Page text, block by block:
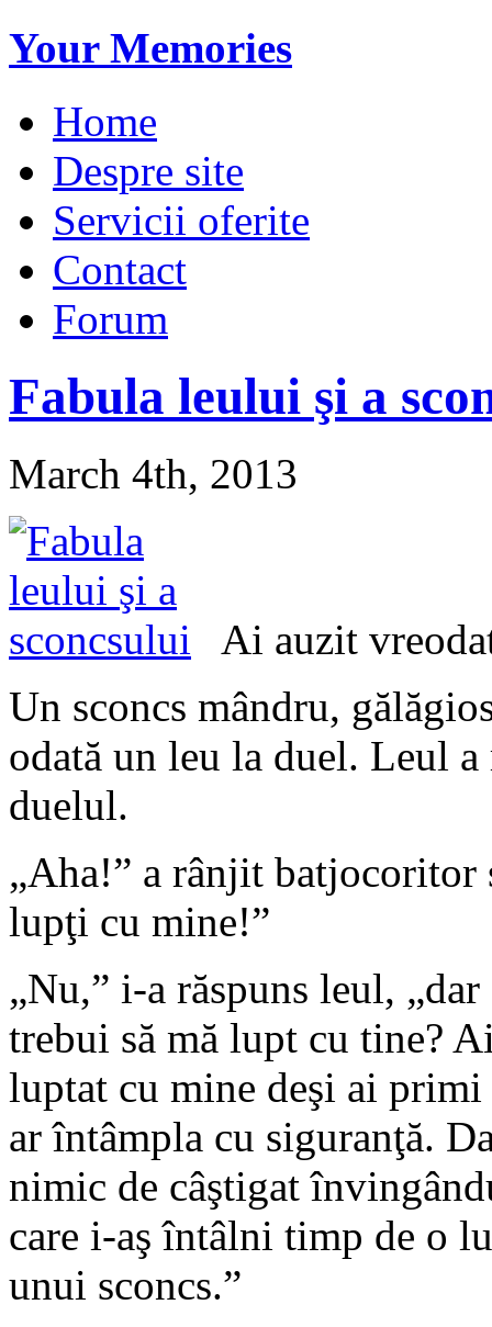
Your Memories
Home
Despre site
Servicii oferite
Contact
Forum
Fabula leului şi a
March 4th, 2013
Ai auzit
Un sconcs mândru,
odată un leu la duel. Leul
duelul.
„Aha!” a rânjit batjocoritor
lupţi cu mine!”
„Nu,” i-a răspuns leul,
trebui să mă lupt cu tine?
luptat cu mine deşi ai primi
ar întâmpla cu siguranţă.
nimic de câştigat
care i-aş întâlni timp de o
unui sconcs.”